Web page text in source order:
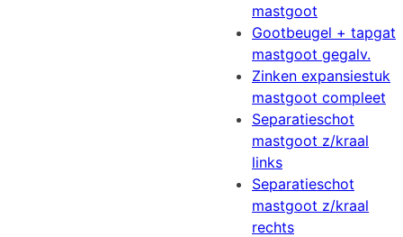
mastgoot
Gootbeugel + tapgat
mastgoot gegalv.
Zinken expansiestuk
mastgoot compleet
Separatieschot
mastgoot z/kraal
links
Separatieschot
mastgoot z/kraal
rechts